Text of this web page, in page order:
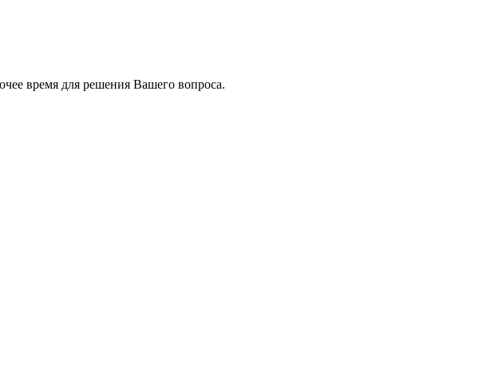
время для решения Вашего вопроса.